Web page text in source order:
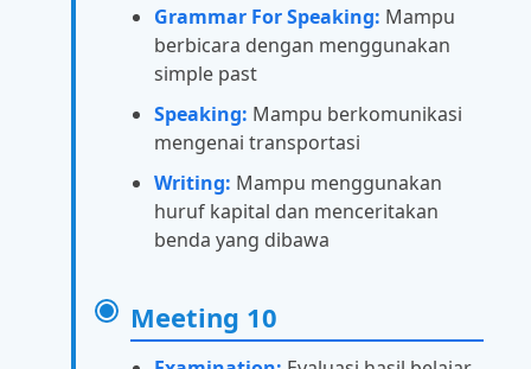
Grammar For Speaking: Mampu
berbicara dengan menggunakan
simple past
Speaking: Mampu berkomunikasi
mengenai transportasi
Writing: Mampu menggunakan
huruf kapital dan menceritakan
benda yang dibawa
Meeting 10